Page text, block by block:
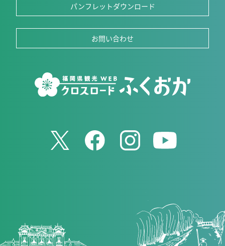
パンフレットダウンロード
お問い合わせ